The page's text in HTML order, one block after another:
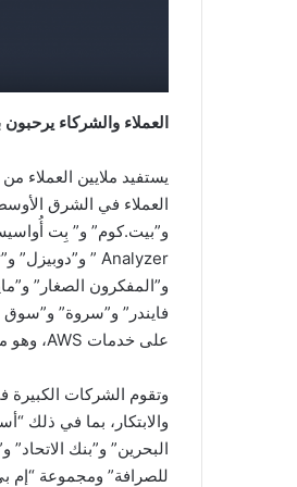
العملاء والشركاء يرحبون
العملاء في الشرق
على خدمات AWS، وهو ما يمكنهم من التوسع بسرعة وفي مختلف أنحاء العالم.
والابتكار، بما في ذلك
البحرين” و”بنك
للصرافة” ومجموعة “إم